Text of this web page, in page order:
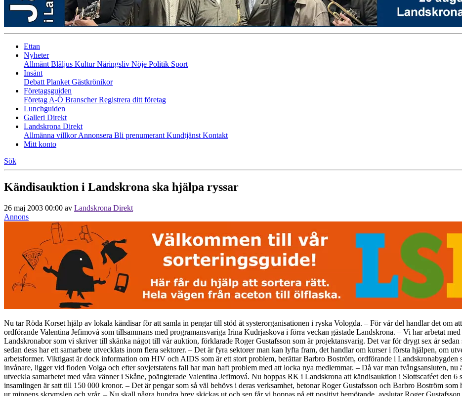
Ettan
Nyheter
Allmänt Blåljus KulturNäringsliv Nöje Politik Sport
Insänt
Debatt Planket Gästkrönikor
Företagsguiden
Företag A-Ö BranscherRegistrera ditt företag
Lunchguiden
Galleri Direkt
Landskrona Direkt
Allmänna villkorAnnonsera Bli prenumerant Kundtjänst Kontakt
Mitt konto
Sök
Kändisauktion i Landskrona ska hjälpa ryssar
26 maj 2003 00:00 av Landskrona Direkt
Annons
Nu tar Röda Korset hjälp av lokala kändisar för att samla in pengar till stöd åt systerorganisationen i ryska Vologda. – För vår del handlar det om
ordförande Valentina Jefimová som tillsammans med programansvariga Irina Kudrjaskova i förra veckan gästade Landskrona. – Vi har arbetat
Landskronabor som vi skriver till skänka något till vår auktion, förklarade Roger Gustafsson som är projektansvarig. Det var för drygt sex år
sedan dess har ett samarbete utvecklats inom flera sektorer. – Det är fyra sektorer man kan lyfta fram, det handlar om kurser i första hjälpen, om
arbetsformer. Viktigast är dock information om HIV och AIDS som är ett stort problem, berättar Barbro Boström, ordförande i
invånare, ligger vid floden Volga och efter sovjetstatens fall har man haft problem med att locka nya medlemmar. – Då var man tvångsansluten,
utveckla samarbetet med våra vänner i Skåne, poängterade Valentina Jefimová. Nu hoppas RK i Landskrona att kändisauktion i Slottscaféet den
insamlingen är satt till 150 000 kronor. – Det är pengar som så väl behövs i deras verksamhet, betonar Roger Gustafsson och Barbro Boström
ur minnens skrymslen och vrår. – Nu skall några hundra brev skickas ut och sen får vi hoppas på ett positivt bemötande, avslutar Roger Gustafsson.